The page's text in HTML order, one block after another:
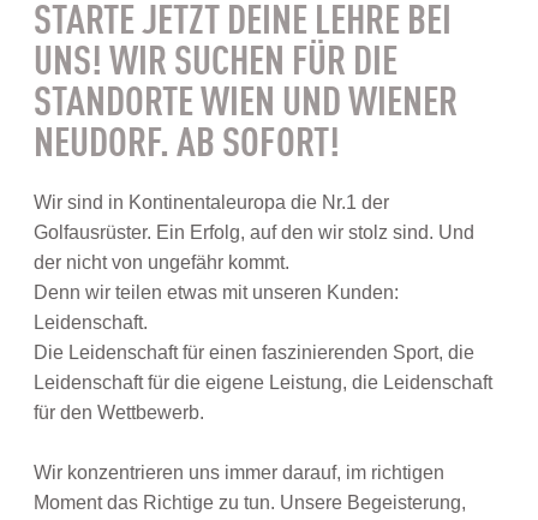
STARTE JETZT DEINE LEHRE BEI
UNS! WIR SUCHEN FÜR DIE
STANDORTE WIEN UND WIENER
NEUDORF. AB SOFORT!
Wir sind in Kontinentaleuropa die Nr.1 der
Golfausrüster. Ein Erfolg, auf den wir stolz sind. Und
der nicht von ungefähr kommt.
Denn wir teilen etwas mit unseren Kunden:
Leidenschaft.
Die Leidenschaft für einen faszinierenden Sport, die
Leidenschaft für die eigene Leistung, die Leidenschaft
für den Wettbewerb.
Wir konzentrieren uns immer darauf, im richtigen
Moment das Richtige zu tun. Unsere Begeisterung,